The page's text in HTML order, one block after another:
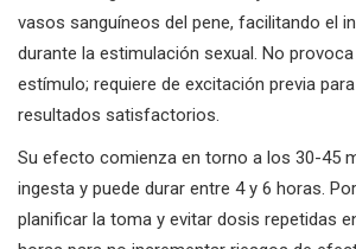
vasos sanguíneos del pene, facilitando el
durante la estimulación sexual. No
estímulo; requiere de excitación previa
resultados satisfactorios.
Su efecto comienza en torno a los 30-45
ingesta y puede durar entre 4 y 6 horas.
planificar la toma y evitar dosis repetidas